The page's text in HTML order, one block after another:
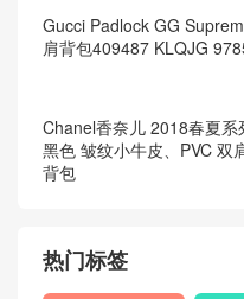
Chanel香奈儿 2018春夏系列